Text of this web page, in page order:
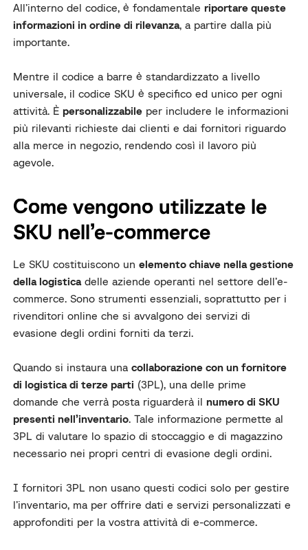
All’interno del codice, è fondamentaleriportare queste
informazioni in ordine di rilevanza, a partire dalla più
importante.
Mentre il codice a barre è standardizzato a livello
universale, il codice SKU è specifico ed unico per ogni
attività. Èpersonalizzabile per includere le informazioni
più rilevanti richieste dai clienti e dai fornitori riguardo
alla merce in negozio, rendendo così il lavoro più
agevole.
Come vengono utilizzate le
SKU nell’e-commerce
Le SKU costituiscono unelemento chiave nella gestione
della logisticadelle aziende operanti nel settore dell’e-
commerce. Sono strumenti essenziali, soprattutto per i
rivenditori online che si avvalgono dei servizi di
evasione degli ordini forniti da terzi.
Quando si instaura unacollaborazione con un fornitore
di logistica di terze parti (3PL), una delle prime
domande che verrà posta riguarderà ilnumero di SKU
presenti nell’inventario. Tale informazione permette al
3PL di valutare lo spazio di stoccaggio e di magazzino
necessario nei propri centri di evasione degli ordini.
I fornitori 3PL non usano questi codici solo per gestire
l’inventario, ma per offrire dati e servizi personalizzati e
approfonditi per la vostra attività di e-commerce.